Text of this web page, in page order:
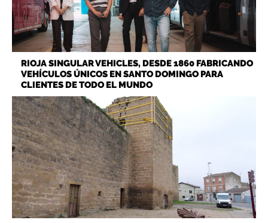
RIOJA SINGULAR VEHICLES, DESDE 1860 FABRICANDO
VEHÍCULOS ÚNICOS EN SANTO DOMINGO PARA
CLIENTES DE TODO EL MUNDO